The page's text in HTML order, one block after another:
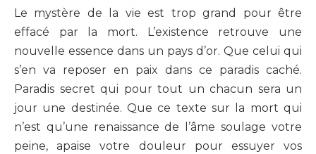
Le mystère de la vie est trop grand pour être
effacé par la mort. L’existence retrouve une
nouvelle essence dans un pays d’or. Que celui qui
s’en va reposer en paix dans ce paradis caché.
Paradis secret qui pour tout un chacun sera un
jour une destinée. Que ce texte sur la mort qui
n’est qu’une renaissance de l’âme soulage votre
peine, apaise votre douleur pour essuyer vos